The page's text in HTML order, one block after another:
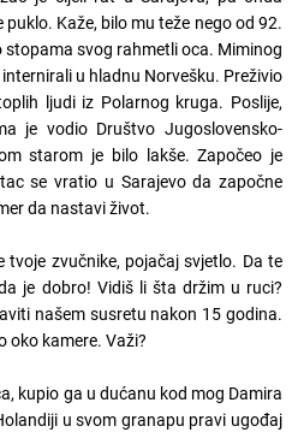
Kaže, bilo mu teže nego od 92.
svog rahmetli oca. Miminog
u hladnu Norvešku. Preživio
ljudi iz Polarnog kruga. Poslije,
je vodio Društvo Jugoslovensko-
starom je bilo lakše. Započeo je
se vratio u Sarajevo da započne
da nastavi život.
tvoje zvučnike, pojačaj svjetlo. Da te
je dobro! Vidiš li šta držim u ruci?
našem susretu nakon 15 godina.
oko kamere. Važi?
kupio ga u dućanu kod mog Damira
u svom granapu pravi ugođaj